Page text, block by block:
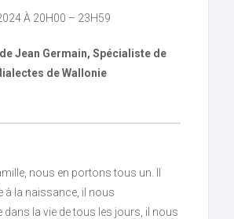
À 20H00 – 23H59
Jean Germain, Spécialiste de
de Wallonie
nous en portons tous un. Il
à la naissance, il nous
la vie de tous les jours, il nous